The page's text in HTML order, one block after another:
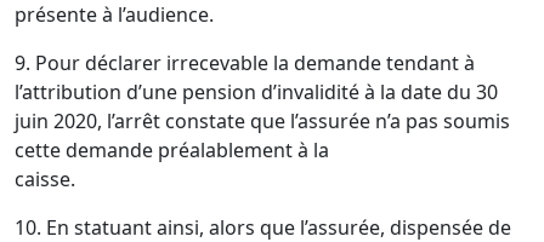
présente à l’audience.
9. Pour déclarer irrecevable la demande tendant à
l’attribution d’une pension d’invalidité à la date du 30
juin 2020, l’arrêt constate que l’assurée n’a pas soumis
cette demande préalablement à la
caisse.
10. En statuant ainsi, alors que l’assurée, dispensée de